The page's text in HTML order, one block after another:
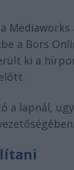
Mediaworks
a Bors
ki a
a lapnál,